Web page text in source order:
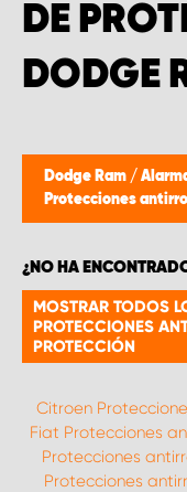
DE
DODGE
Dodge Ram /
Protecciones
¿NO HA
MOSTRAR TODOS
PROTECCIONES
PROTECCIÓN
Citroen
Fiat Protecciones
Protecciones
Protecciones